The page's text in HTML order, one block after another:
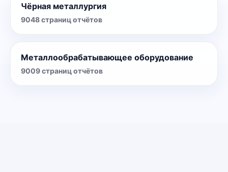
Чёрная металлургия
9048страниц отчётов
Металлообрабатывающее оборудование
9009страниц отчётов